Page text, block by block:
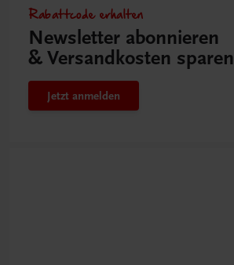
Rabattcode erhalten
Newsletter abonnieren
& Versandkosten sparen
Jetzt anmelden